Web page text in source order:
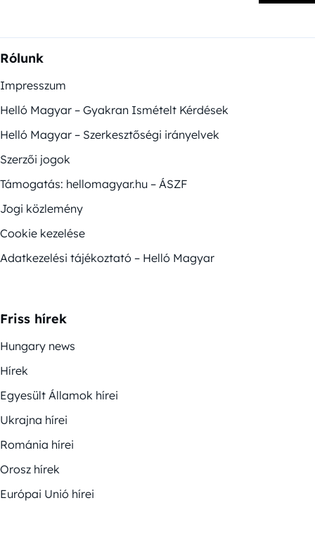
Rólunk
Impresszum
Helló Magyar – Gyakran Ismételt Kérdések
Helló Magyar – Szerkesztőségi irányelvek
Szerzői jogok
Támogatás: hellomagyar.hu – ÁSZF
Jogi közlemény
Cookie kezelése
Adatkezelési tájékoztató – Helló Magyar
Friss hírek
Hungary news
Hírek
Egyesült Államok hírei
Ukrajna hírei
Románia hírei
Orosz hírek
Európai Unió hírei